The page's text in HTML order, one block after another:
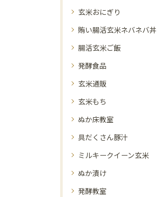
玄米おにぎり
賄い腸活玄米ネバネバ丼
腸活玄米ご飯
発酵食品
玄米通販
玄米もち
ぬか床教室
具だくさん豚汁
ミルキークイーン玄米
ぬか漬け
発酵教室